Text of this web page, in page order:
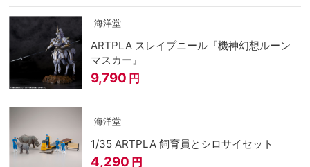
海洋堂
ARTPLA スレイプニール『機神幻想ルーン
マスカー』
9,790 円
海洋堂
1/35 ARTPLA 飼育員とシロサイセット
4,290 円